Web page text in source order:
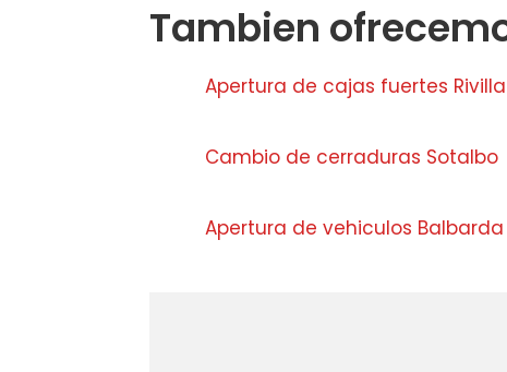
Tambien
Apertura de cajas fuertes
Cambio de cerraduras Sotalbo
Apertura de vehiculos Balbarda